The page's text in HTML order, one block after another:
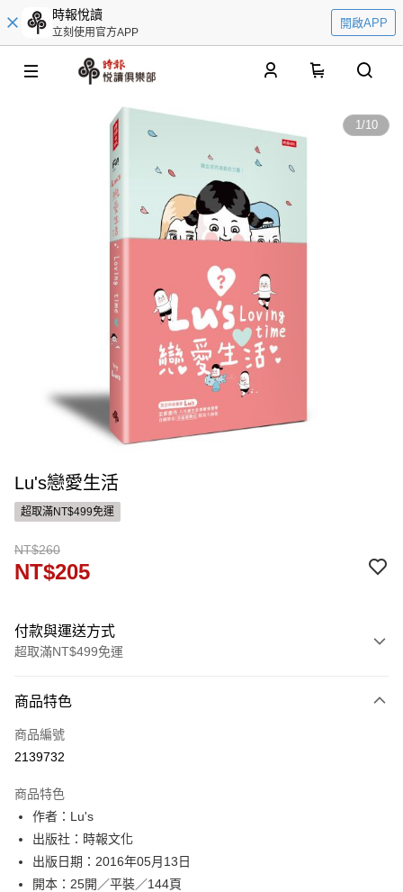
時報悅讀
立刻使用官方APP
開啟APP
1/10
Lu's戀愛生活
超取滿NT$499免運
NT$260
NT$205
付款與運送方式
超取滿NT$499免運
信用卡一次付款
ATM付款
運送方式
付款後全家取貨
每筆NT$60，滿NT$499(含以上)免運費
付款後7-11取貨
商品特色
商品編號
2139732
商品特色
作者：Lu's
出版社：時報文化
出版日期：2016年05月13日
開本：25開／平裝／144頁